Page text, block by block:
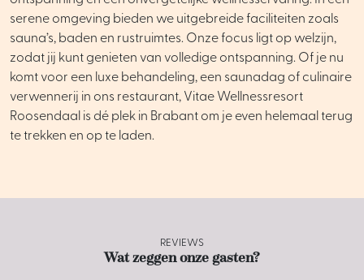
serene omgeving bieden we uitgebreide faciliteiten zoals
sauna’s, baden en rustruimtes. Onze focus ligt op welzijn,
zodat jij kunt genieten van volledige ontspanning. Of je nu
komt voor een luxe behandeling, een saunadag of culinaire
verwennerij in ons restaurant, Vitae Wellnessresort
Roosendaal is dé plek in Brabant om je even helemaal terug
te trekken en op te laden.
REVIEWS
Wat zeggen onze gasten?